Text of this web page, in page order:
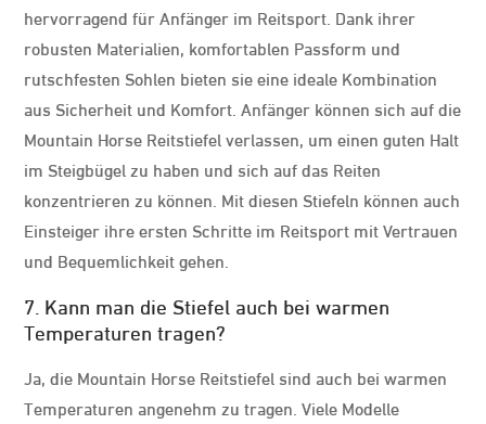
hervorragend für Anfänger im Reitsport. Dank ihrer
robusten Materialien, komfortablen Passform und
rutschfesten Sohlen bieten sie eine ideale Kombination
aus Sicherheit und Komfort. Anfänger können sich auf die
Mountain Horse Reitstiefel verlassen, um einen guten Halt
im Steigbügel zu haben und sich auf das Reiten
konzentrieren zu können. Mit diesen Stiefeln können auch
Einsteiger ihre ersten Schritte im Reitsport mit Vertrauen
und Bequemlichkeit gehen.
7. Kann man die Stiefel auch bei warmen
Temperaturen tragen?
Ja, die Mountain Horse Reitstiefel sind auch bei warmen
Temperaturen angenehm zu tragen. Viele Modelle